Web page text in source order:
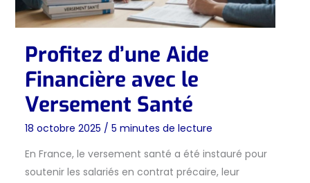
Profitez d’une Aide
Financière avec le
Versement Santé
18 octobre 2025 / 5 minutes de lecture
En France, le versement santé a été instauré pour
soutenir les salariés en contrat précaire, leur